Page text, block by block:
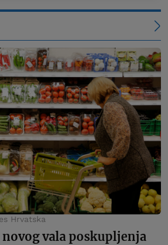
Hrvatska
novog vala poskupljenja